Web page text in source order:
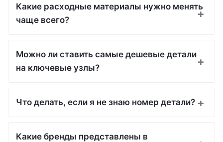
Какие расходные материалы нужно менять
чаще всего?
Можно ли ставить самые дешевые детали
на ключевые узлы?
Что делать, если я не знаю номер детали?
Какие бренды представлены в